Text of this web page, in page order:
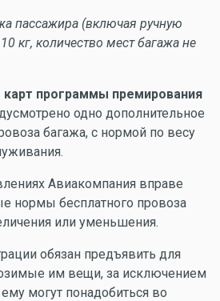
пассажира (включая ручную
кг, количество мест багажа не
карт программы премирования
одно дополнительное
багажа, с нормой по весу
Авиакомпания вправе
нормы бесплатного провоза
или уменьшения.
обязан предъявить для
им вещи, за исключением
могут понадобиться во